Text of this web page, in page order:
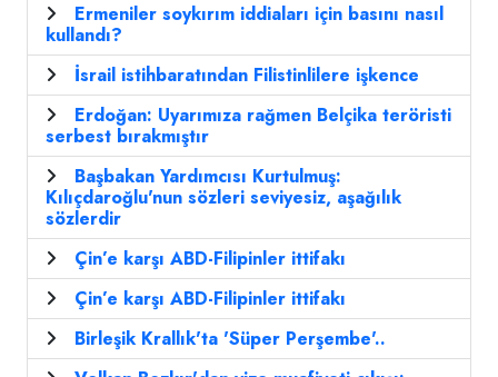
Ermeniler soykırım iddiaları için basını nasıl
kullandı?
İsrail istihbaratından Filistinlilere işkence
Erdoğan: Uyarımıza rağmen Belçika teröristi
serbest bırakmıştır
Başbakan Yardımcısı Kurtulmuş:
Kılıçdaroğlu'nun sözleri seviyesiz, aşağılık
sözlerdir
Çin’e karşı ABD-Filipinler ittifakı
Çin’e karşı ABD-Filipinler ittifakı
Birleşik Krallık'ta 'Süper Perşembe'..